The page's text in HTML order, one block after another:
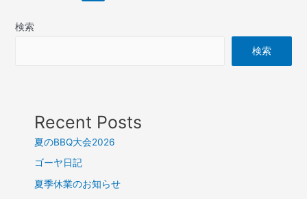
検索
検索
Recent Posts
夏のBBQ大会2026
ゴーヤ日記
夏季休業のお知らせ